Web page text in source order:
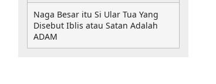
Naga Besar itu Si Ular Tua Yang
Disebut Iblis atau Satan Adalah
ADAM